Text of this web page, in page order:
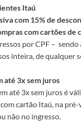
Itaú
com 15% de
com cartões de
por CPF – sendo
inteira, de qualquer
até 3x sem juros
até 3x sem juros é
cartão Itaú, na pré-
não no ingresso.